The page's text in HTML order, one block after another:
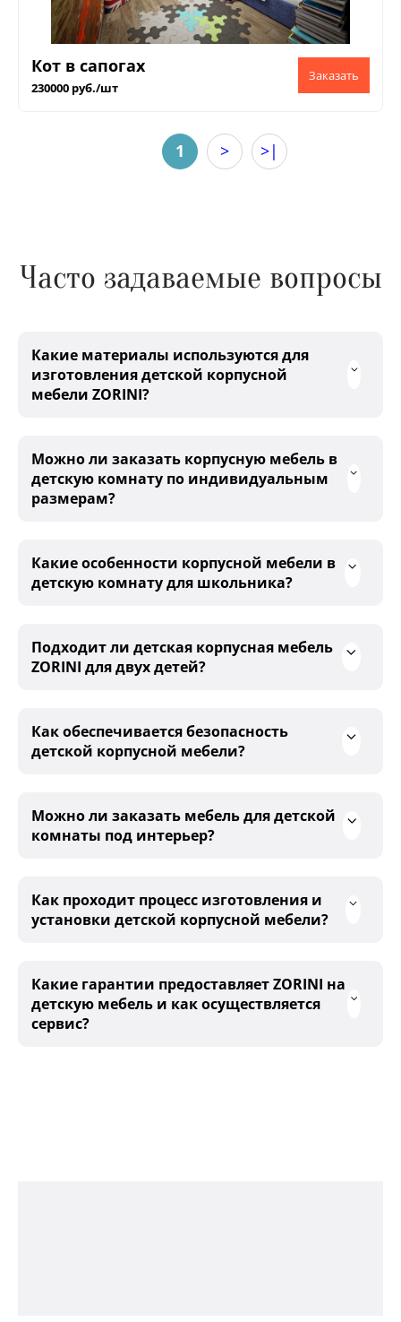
Кот в сапогах
230000 руб./шт
1 > >|
Часто задаваемые вопросы
Какие материалы используются для
изготовления детской корпусной
мебели ZORINI?
Можно ли заказать корпусную мебель в
детскую комнату по индивидуальным
размерам?
Какие особенности корпусной мебели в
детскую комнату для школьника?
Подходит ли детская корпусная мебель
ZORINI для двух детей?
Как обеспечивается безопасность
детской корпусной мебели?
Можно ли заказать мебель для детской
комнаты под интерьер?
Как проходит процесс изготовления и
установки детской корпусной мебели?
Какие гарантии предоставляет ZORINI на
детскую мебель и как осуществляется
сервис?